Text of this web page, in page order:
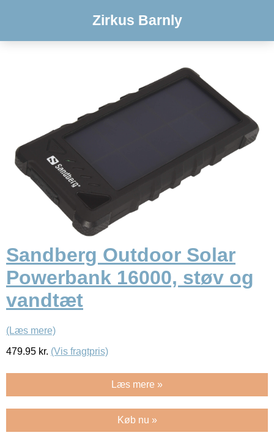
Zirkus Barnly
Sandberg Outdoor Solar
Powerbank 16000, støv og
vandtæt
(Læs mere)
479.95 kr. (Vis fragtpris)
Læs mere »
Køb nu »